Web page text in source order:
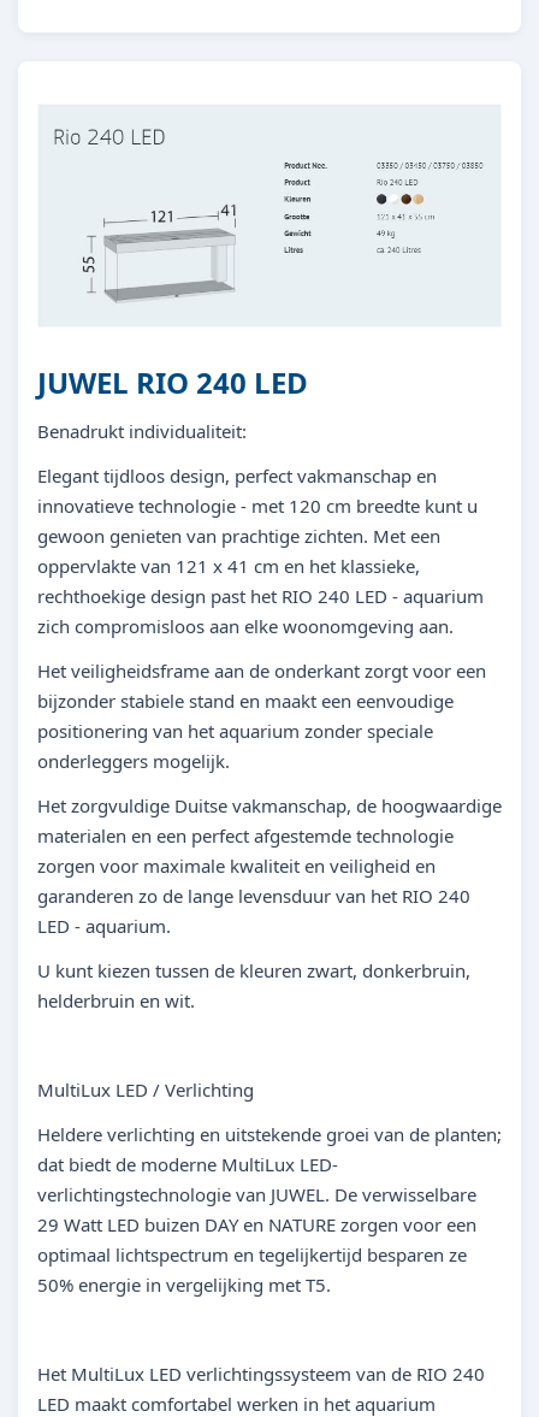
JUWEL RIO 240 LED
Benadrukt individualiteit:
Elegant tijdloos design, perfect vakmanschap en
innovatieve technologie - met 120 cm breedte kunt u
gewoon genieten van prachtige zichten. Met een
oppervlakte van 121 x 41 cm en het klassieke,
rechthoekige design past het RIO 240 LED - aquarium
zich compromisloos aan elke woonomgeving aan.
Het veiligheidsframe aan de onderkant zorgt voor een
bijzonder stabiele stand en maakt een eenvoudige
positionering van het aquarium zonder speciale
onderleggers mogelijk.
Het zorgvuldige Duitse vakmanschap, de hoogwaardige
materialen en een perfect afgestemde technologie
zorgen voor maximale kwaliteit en veiligheid en
garanderen zo de lange levensduur van het RIO 240
LED - aquarium.
U kunt kiezen tussen de kleuren zwart, donkerbruin,
helderbruin en wit.
MultiLux LED / Verlichting
Heldere verlichting en uitstekende groei van de planten;
dat biedt de moderne MultiLux LED-
verlichtingstechnologie van JUWEL. De verwisselbare
29 Watt LED buizen DAY en NATURE zorgen voor een
optimaal lichtspectrum en tegelijkertijd besparen ze
50% energie in vergelijking met T5.
Het MultiLux LED verlichtingssysteem van de RIO 240
LED maakt comfortabel werken in het aquarium